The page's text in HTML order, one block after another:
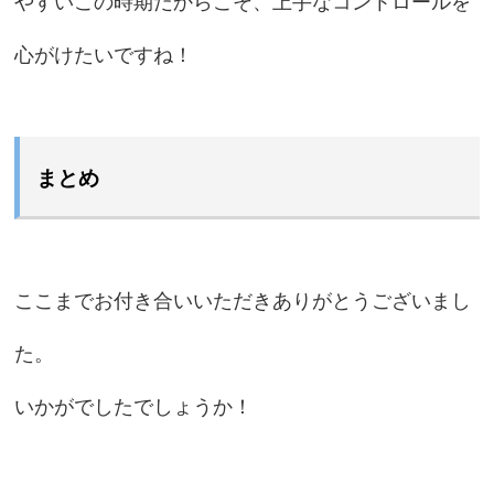
心がけたいですね！
まとめ
ここまでお付き合いいただきありがとうございまし
た。
いかがでしたでしょうか！